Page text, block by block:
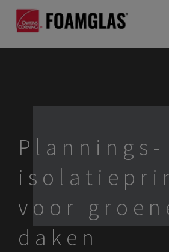
Plannings-
voor
daken